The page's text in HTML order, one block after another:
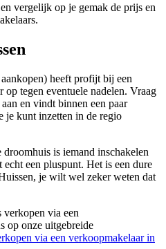
vergelijk op je gemak de prijs en
heeft profijt bij een
op tegen eventuele nadelen. Vraag
en vindt binnen een paar
je kunt inzetten in de regio
is iemand inschakelen
een pluspunt. Het is een dure
je wilt wel zeker weten dat
verkopen via een
op onze uitgebreide
via een verkoopmakelaar in